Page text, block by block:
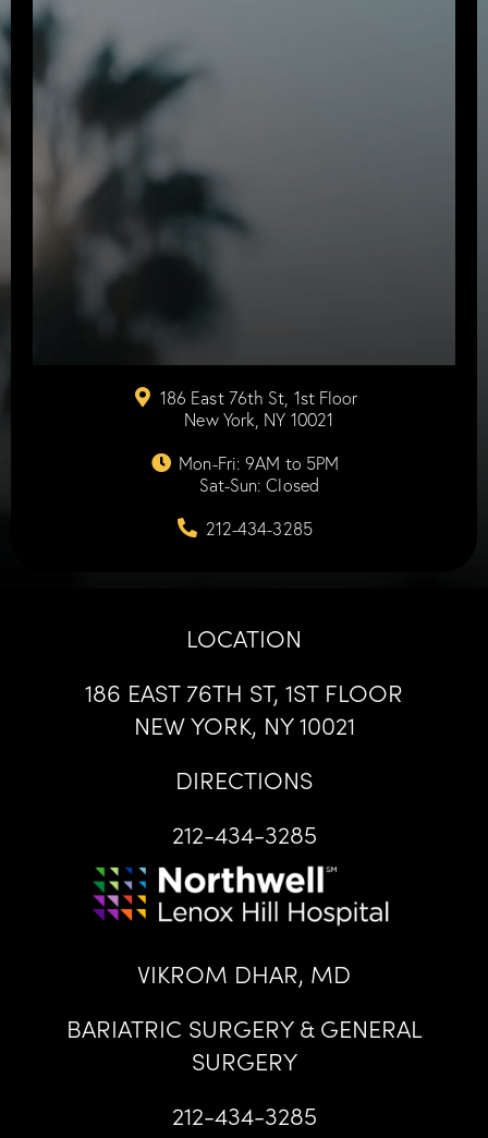
186 East 76th St, 1st Floor
New York, NY 10021
Mon-Fri: 9AM to 5PM
Sat-Sun: Closed
212-434-3285
LOCATION
186 EAST 76TH ST, 1ST FLOOR
NEW YORK, NY 10021
DIRECTIONS
212-434-3285
VIKROM DHAR, MD
BARIATRIC SURGERY & GENERAL
SURGERY
212-434-3285